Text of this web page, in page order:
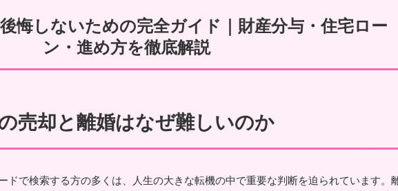
悔しないための完全ガイド｜財産分与・住宅ロー
ン・進め方を徹底解説
売却と離婚はなぜ難しいのか
ドで検索する方の多くは、人生の大きな転機の中で重要な判断を迫られています。